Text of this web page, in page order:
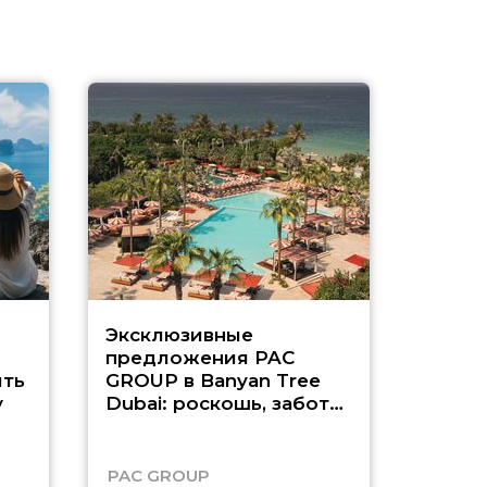
Эксклюзивные
предложения PAC
GROUP в Banyan Tree
Dubai: роскошь, забота
PAC GROUP